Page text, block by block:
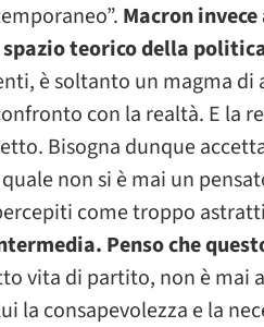
Macron
teorico della
è soltanto un magma di
con la realtà. E la
Bisogna dunque
non si è mai un
come troppo
Penso che
vita di partito, non è mai
la consapevolezza e la